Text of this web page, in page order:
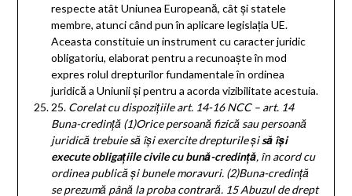
respecte atât Uniunea Europeană, cât și statele
membre, atunci când pun în aplicare legislația UE.
Aceasta constituie un instrument cu caracter juridic
obligatoriu, elaborat pentru a recunoaște în mod
expres rolul drepturilor fundamentale în ordinea
juridică a Uniunii și pentru a acorda vizibilitate acestuia.
25. Corelat cu dispozițiile art. 14-16 NCC – art. 14
Buna-credință (1)Orice persoană fizică sau persoană
juridică trebuie să își exercite drepturile șisă își
execute obligațiile civile cu bună-credință, în acord cu
ordinea publică și bunele moravuri. (2)Buna-credință
se prezumă până la proba contrară. 15Abuzul de drept